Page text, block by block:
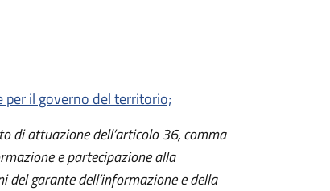
per il governo del territorio;
di attuazione dell’articolo 36, comma
e partecipazione alla
garante dell’informazione e della